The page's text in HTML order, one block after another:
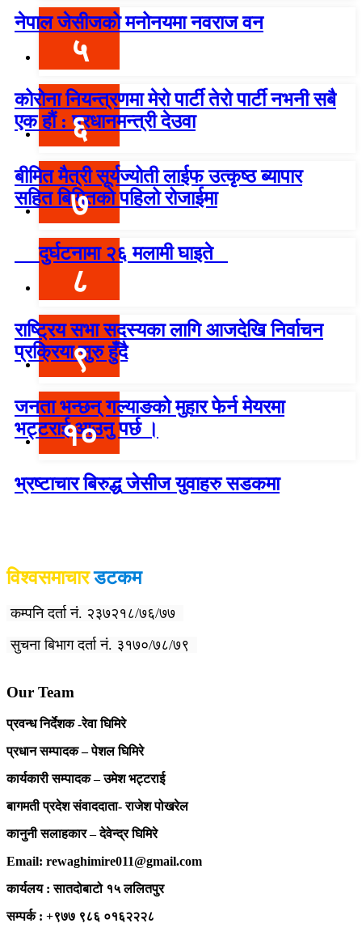
नेपाल जेसीजको मनोनयमा नवराज वन
५
कोरोना नियन्त्रणमा मेरो पार्टी तेरो पार्टी नभनी सबै
एक हौं : प्रधानमन्त्री देउवा
६
बीमित मैत्री सूर्यज्योती लाईफ उत्कृष्ठ ब्यापार
सहित बिमितको पहिलो रोजाईमा
७
दुर्घटनामा २६ मलामी घाइते
८
राष्ट्रिय सभा सदस्यका लागि आजदेखि निर्वाचन
प्रक्रिया सुरु हुँदै
९
जनता भन्छन् गल्याङको मुहार फेर्न मेयरमा
भट्टराई आउनु पर्छ ।
१०
भ्रष्टाचार बिरुद्ध जेसीज युवाहरु सडकमा
विश्वसमाचारडटकम
कम्पनि दर्ता नं. २३७२१८/७६/७७
सुचना बिभाग दर्ता नं. ३१७०/७८/७९
Our Team
प्रवन्ध निर्देशक -रेवा घिमिरे
प्रधान सम्पादक – पेशल घिमिरे
कार्यकारी सम्पादक – उमेश भट्टराई
बागमती प्रदेश संवाददाता- राजेश पोखरेल
कानुनी सलाहकार – देवेन्द्र घिमिरे
Email: rewaghimire011@gmail.com
कार्यलय : सातदोबाटो १५ ललितपुर
सम्पर्क : +९७७ ९८६ ०१६२२२८